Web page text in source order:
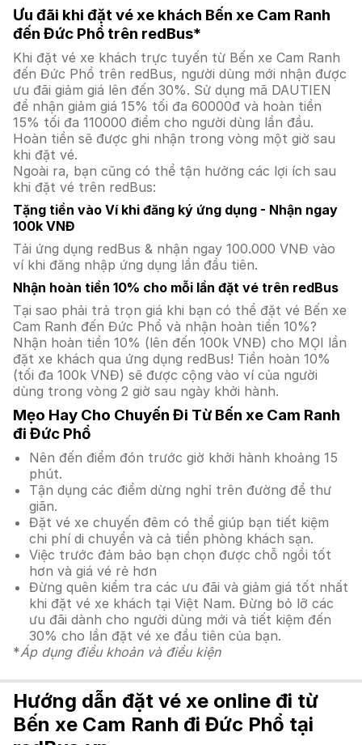
Ưu đãi khi đặt vé xe khách Bến xe Cam Ranh
đến Đức Phổ trên redBus*
Khi đặt vé xe khách trực tuyến từ Bến xe Cam Ranh
đến Đức Phổ trên redBus, người dùng mới nhận được
ưu đãi giảm giá lên đến 30%. Sử dụng mã DAUTIEN
để nhận giảm giá 15% tối đa 60000đ và hoàn tiền
15% tối đa 110000 điểm cho người dùng lần đầu.
Hoàn tiền sẽ được ghi nhận trong vòng một giờ sau
khi đặt vé.
Ngoài ra, bạn cũng có thể tận hưởng các lợi ích sau
khi đặt vé trên redBus:
Tặng tiền vào Ví khi đăng ký ứng dụng - Nhận ngay
100k VNĐ
Tải ứng dụng redBus & nhận ngay 100.000 VNĐ vào
ví khi đăng nhập ứng dụng lần đầu tiên.
Nhận hoàn tiền 10% cho mỗi lần đặt vé trên redBus
Tại sao phải trả trọn giá khi bạn có thể đặt vé Bến xe
Cam Ranh đến Đức Phổ và nhận hoàn tiền 10%?
Nhận hoàn tiền 10% (lên đến 100k VNĐ) cho MỌI lần
đặt xe khách qua ứng dụng redBus! Tiền hoàn 10%
(tối đa 100k VNĐ) sẽ được cộng vào ví của người
dùng trong vòng 2 giờ sau ngày khởi hành.
Mẹo Hay Cho Chuyến Đi Từ Bến xe Cam Ranh
đi Đức Phổ
Nên đến điểm đón trước giờ khởi hành khoảng 15
phút.
Tận dụng các điểm dừng nghỉ trên đường để thư
giãn.
Đặt vé xe chuyến đêm có thể giúp bạn tiết kiệm
chi phí di chuyển và cả tiền phòng khách sạn.
Việc trước đảm bảo bạn chọn được chỗ ngồi tốt
hơn và giá vé rẻ hơn
Đừng quên kiểm tra các ưu đãi và giảm giá tốt nhất
khi đặt vé xe khách tại Việt Nam. Đừng bỏ lỡ các
ưu đãi dành cho người dùng mới và tiết kiệm đến
30% cho lần đặt vé xe đầu tiên của bạn.
*Áp dụng điều khoản và điều kiện
Hướng dẫn đặt vé xe online đi từ
Bến xe Cam Ranh đi Đức Phổ tại